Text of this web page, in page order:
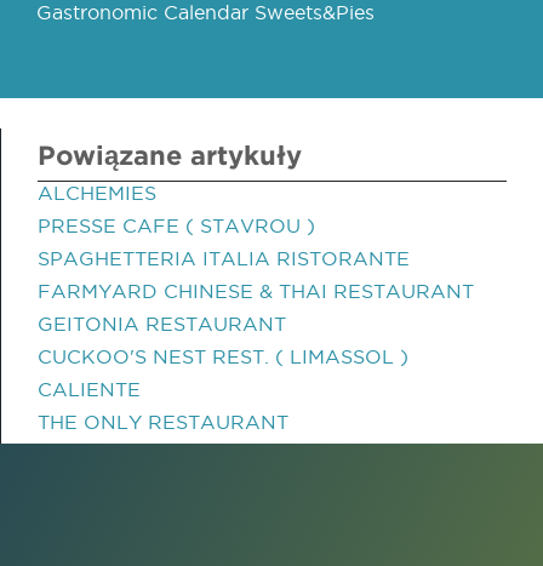
Gastronomic Calendar Sweets&Pies
Powiązane artykuły
ALCHEMIES
PRESSE CAFE ( STAVROU )
SPAGHETTERIA ITALIA RISTORANTE
FARMYARD CHINESE & THAI RESTAURANT
GEITONIA RESTAURANT
CUCKOO'S NEST REST. ( LIMASSOL )
CALIENTE
THE ONLY RESTAURANT